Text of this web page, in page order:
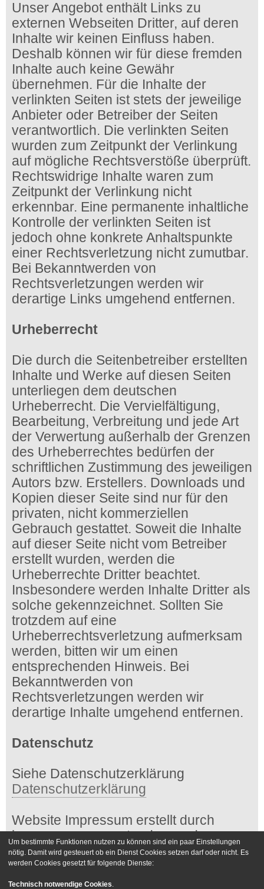
Unser Angebot enthält Links zu
externen Webseiten Dritter, auf deren
Inhalte wir keinen Einfluss haben.
Deshalb können wir für diese fremden
Inhalte auch keine Gewähr
übernehmen. Für die Inhalte der
verlinkten Seiten ist stets der jeweilige
Anbieter oder Betreiber der Seiten
verantwortlich. Die verlinkten Seiten
wurden zum Zeitpunkt der Verlinkung
auf mögliche Rechtsverstöße überprüft.
Rechtswidrige Inhalte waren zum
Zeitpunkt der Verlinkung nicht
erkennbar. Eine permanente inhaltliche
Kontrolle der verlinkten Seiten ist
jedoch ohne konkrete Anhaltspunkte
einer Rechtsverletzung nicht zumutbar.
Bei Bekanntwerden von
Rechtsverletzungen werden wir
derartige Links umgehend entfernen.
Urheberrecht
Die durch die Seitenbetreiber erstellten
Inhalte und Werke auf diesen Seiten
unterliegen dem deutschen
Urheberrecht. Die Vervielfältigung,
Bearbeitung, Verbreitung und jede Art
der Verwertung außerhalb der Grenzen
des Urheberrechtes bedürfen der
schriftlichen Zustimmung des jeweiligen
Autors bzw. Erstellers. Downloads und
Kopien dieser Seite sind nur für den
privaten, nicht kommerziellen
Gebrauch gestattet. Soweit die Inhalte
auf dieser Seite nicht vom Betreiber
erstellt wurden, werden die
Urheberrechte Dritter beachtet.
Insbesondere werden Inhalte Dritter als
solche gekennzeichnet. Sollten Sie
trotzdem auf eine
Urheberrechtsverletzung aufmerksam
werden, bitten wir um einen
entsprechenden Hinweis. Bei
Bekanntwerden von
Rechtsverletzungen werden wir
derartige Inhalte umgehend entfernen.
Datenschutz
Siehe Datenschutzerklärung
Datenschutzerklärung
Website Impressum erstellt durch
impressum-generator.de von der
Kanzlei Hasselbach
Foren-Übersicht Kontakt
Um bestimmte Funktionen nutzen zu können sind ein paar Einstellungen
nötig. Damit wird gesteuert ob ein Dienst Cookies setzen darf oder nicht. Es
werden Cookies gesetzt für folgende Dienste:
Technisch notwendige Cookies.